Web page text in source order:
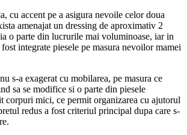
cu accent pe a asigura nevoile celor doua
amenajat un dressing de aproximativ 2
o parte din lucrurile mai voluminoase, iar in
integrate piesele pe masura nevoilor mamei
s-a exagerat cu mobilarea, pe masura ce
sa se modifice si o parte din piesele
corpuri mici, ce permit organizarea cu ajutorul
redus a fost criteriul principal dupa care s-